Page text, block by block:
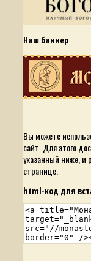
Наш баннер
Вы можете
сайт. Для этого
указанный ниже, и
странице.
html-код для